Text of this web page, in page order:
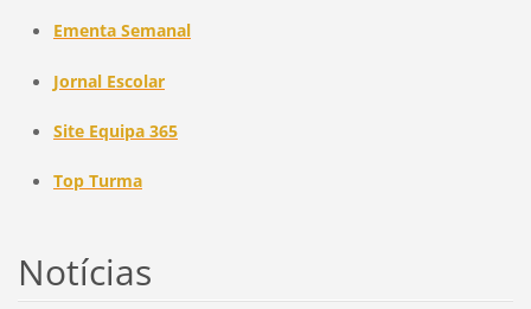
Ementa Semanal
Jornal Escolar
Site Equipa 365
Top Turma
Notícias